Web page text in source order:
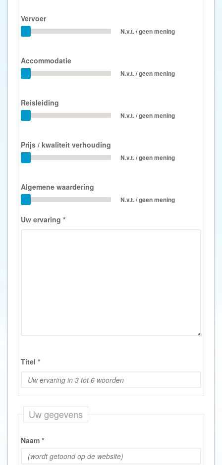
Vervoer
N.v.t. / geen mening
Accommodatie
N.v.t. / geen mening
Reisleiding
N.v.t. / geen mening
Prijs / kwaliteit verhouding
N.v.t. / geen mening
Algemene waardering
N.v.t. / geen mening
Uw ervaring *
Titel *
Uw gegevens
Naam *